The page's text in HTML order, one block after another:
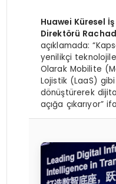
Huawei Küresel
Direktörü
açıklamada:
yenilikçi
Olarak Mobilite
Lojistik (LaaS)
dönüştürerek
açığa çıkarıyor”